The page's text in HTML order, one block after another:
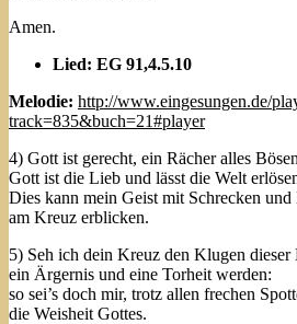
Amen.
Lied: EG 91,4.5.10
Melodie: http://www.eingesungen.de/
track=835&buch=21#player
4) Gott ist gerecht, ein Rächer alles
Gott ist die Lieb und lässt die Welt
Dies kann mein Geist mit Schrecken und
am Kreuz erblicken.
5) Seh ich dein Kreuz den Klugen dieser
ein Ärgernis und eine Torheit werden:
so sei’s doch mir, trotz allen frechen
die Weisheit Gottes.